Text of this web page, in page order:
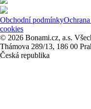
Obchodní podmínky
cookies
© 2026 Bonami.cz, a.s.
Thámova 289/13, 186 00
Česká republika